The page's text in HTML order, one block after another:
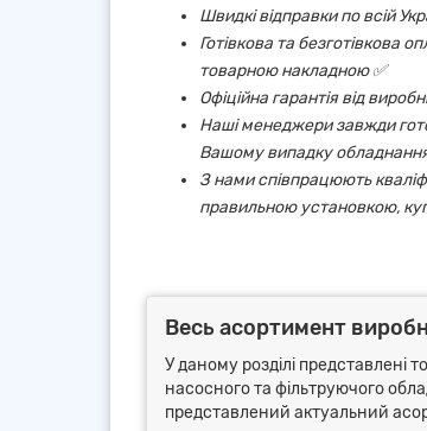
Швидкі відправки по всій
Готівкова та безготівкова
товарною накладною ✅
Офіційна гарантія від
Наші менеджери завжди
Вашому випадку
З нами співпрацюють
правильною установкою,
Весь асортимент
У даному розділі представлені
насосного та фільтруючого
представлений актуальний